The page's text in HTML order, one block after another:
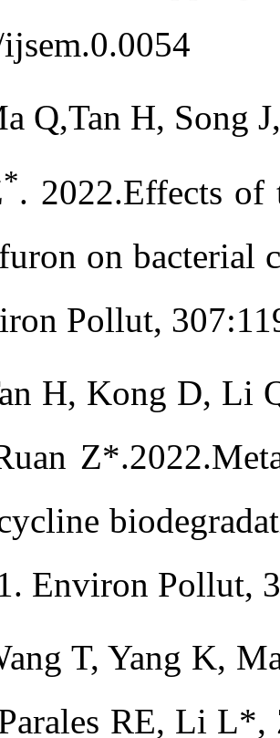
Q,Tan H, Song
*. 2022.Effects of
on bacterial
Pollut,
H, Kong D, Li
Environ Pollut,
T, Yang K,
RE, Li